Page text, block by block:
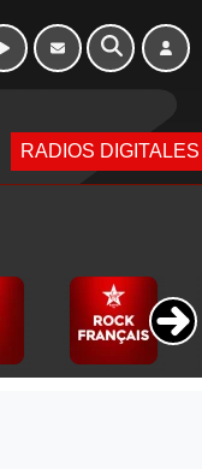
RADIOS DIGITALES